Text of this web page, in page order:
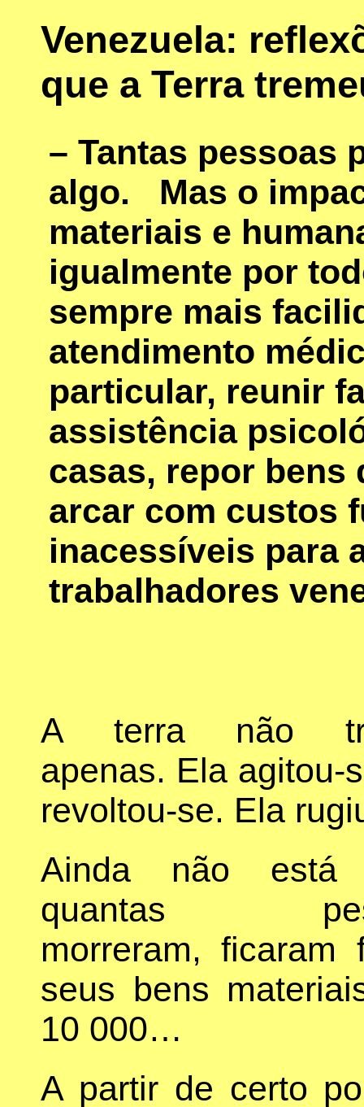
Venezuela:
que a Terra
– Tantas pessoas
algo. Mas o
materiais e
igualmente por
sempre mais
atendimento
particular, reunir
assistência
casas, repor bens
arcar com custos
inacessíveis para
trabalhadores
A terra não
apenas. Ela agitou-
revoltou-se. Ela
Ainda não está
quantas
morreram,
seus bens
10 000…
A partir de certo